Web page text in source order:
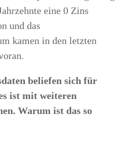
eine 0 Zins
und das
kamen in den letzten
beliefen sich für
ist mit weiteren
Warum ist das so